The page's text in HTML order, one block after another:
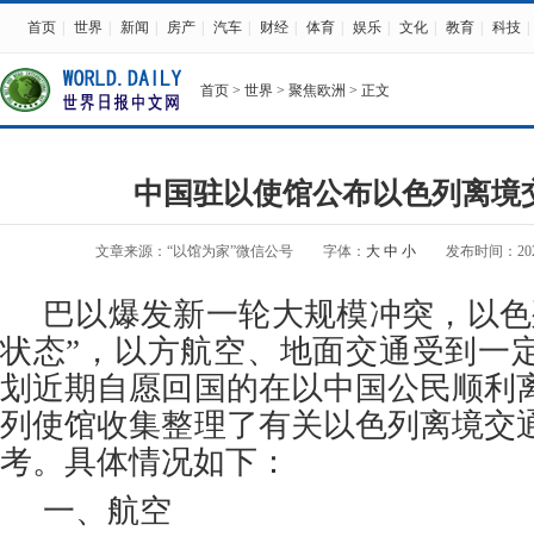
首页 世界 新闻 房产 汽车 财经 体育 娱乐 文化 教育 科技
首页 > 世界 > 聚焦欧洲 > 正文
中国驻以使馆公布以色列离境
文章来源：“以馆为家”微信公号 字体： 大 中 小 发布时间：
巴以爆发新一轮大规模冲突，以
状态”，以方航空、地面交通受到一
划近期自愿回国的在以中国公民顺利
列使馆收集整理了有关以色列离境交
考。具体情况如下：
一、航空